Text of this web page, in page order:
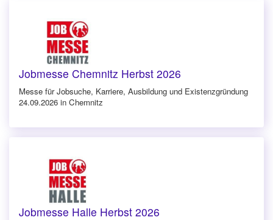
Jobmesse Chemnitz Herbst 2026
Messe für Jobsuche, Karriere, Ausbildung und Existenzgründung
24.09.2026 in Chemnitz
Jobmesse Halle Herbst 2026